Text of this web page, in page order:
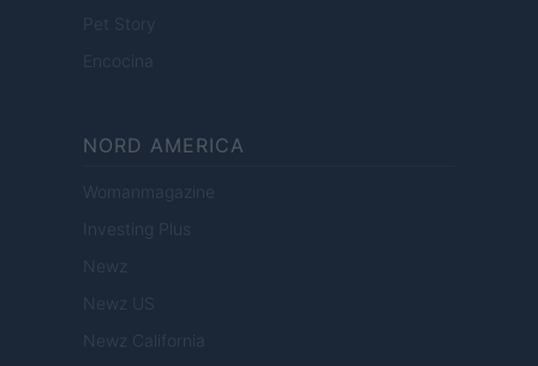
Pet Story
Encocina
NORD AMERICA
Womanmagazine
Investing Plus
Newz
Newz US
Newz California